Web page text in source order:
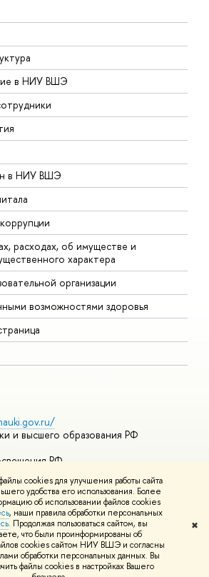
cookies для улучшения работы сайта
удобства его использования. Более
об использовании файлов cookies
, наши правила обработки персональных
. Продолжая пользоваться сайтом, вы
что были проинформированы об
cookies сайтом НИУ ВШЭ и согласны
обработки персональных данных. Вы
файлы cookies в настройках Вашего
✖
в НИУ ВШЭ
в НИУ ВШЭ
расходах, об имуществе и
характера
организации
возможностями здоровья
и высшего образования РФ
РФ
mooc
онлайн-курсы
Адреса и контактыУсловия
Политика конфиденциальности
Slab разработаны вШколе дизайна НИУ